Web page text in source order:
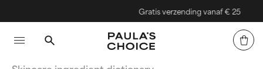
Gratis verzending vanaf € 25